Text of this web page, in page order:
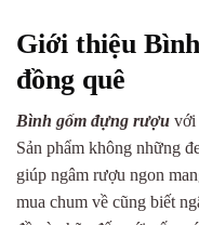
Giới thiệu
đồng quê
Bình gốm đựng rượu với
Sản phẩm không những
giúp ngâm rượu ngon
mua chum về cũng biết